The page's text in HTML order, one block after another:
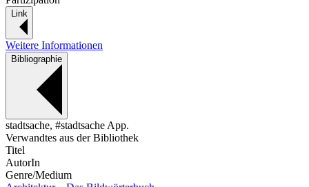
Link
Weitere Informationen
Bibliographie
stadtsache, #stadtsache App.
Verwandtes aus der Bibliothek
Titel
AutorIn
Genre/Medium